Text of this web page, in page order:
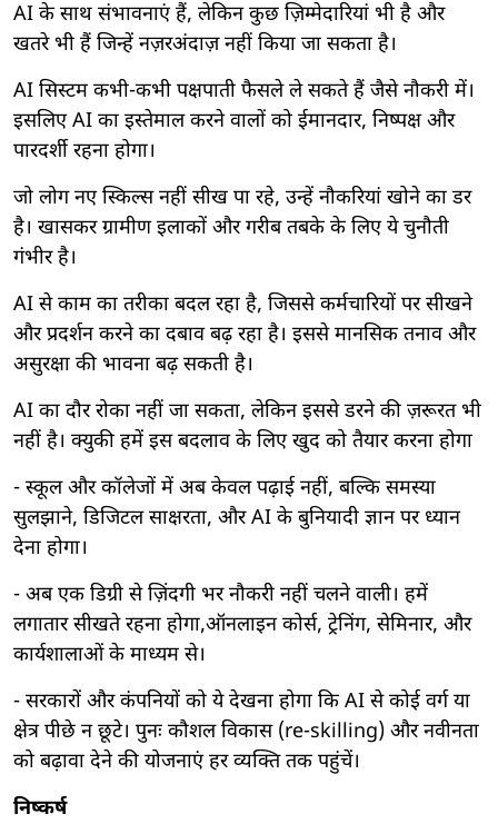
AI के साथ संभावनाएं हैं, लेकिन कुछ ज़िम्मेदारियां भी है और
खतरे भी हैं जिन्हें नज़रअंदाज़ नहीं किया जा सकता है।
AI सिस्टम कभी-कभी पक्षपाती फैसले ले सकते हैं जैसे नौकरी में।
इसलिए AI का इस्तेमाल करने वालों को ईमानदार, निष्पक्ष और
पारदर्शी रहना होगा।
जो लोग नए स्किल्स नहीं सीख पा रहे, उन्हें नौकरियां खोने का डर
है। खासकर ग्रामीण इलाकों और गरीब तबके के लिए ये चुनौती
गंभीर है।
AI से काम का तरीका बदल रहा है, जिससे कर्मचारियों पर सीखने
और प्रदर्शन करने का दबाव बढ़ रहा है। इससे मानसिक तनाव और
असुरक्षा की भावना बढ़ सकती है।
AI का दौर रोका नहीं जा सकता, लेकिन इससे डरने की ज़रूरत भी
नहीं है। क्युकी हमें इस बदलाव के लिए खुद को तैयार करना होगा
- स्कूल और कॉलेजों में अब केवल पढ़ाई नहीं, बल्कि समस्या
सुलझाने, डिजिटल साक्षरता, और AI के बुनियादी ज्ञान पर ध्यान
देना होगा।
- अब एक डिग्री से ज़िंदगी भर नौकरी नहीं चलने वाली। हमें
लगातार सीखते रहना होगा,ऑनलाइन कोर्स, ट्रेनिंग, सेमिनार, और
कार्यशालाओं के माध्यम से।
- सरकारों और कंपनियों को ये देखना होगा कि AI से कोई वर्ग या
क्षेत्र पीछे न छूटे। पुनः कौशल विकास (re-skilling) और नवीनता
को बढ़ावा देने की योजनाएं हर व्यक्ति तक पहुंचें।
निष्कर्ष